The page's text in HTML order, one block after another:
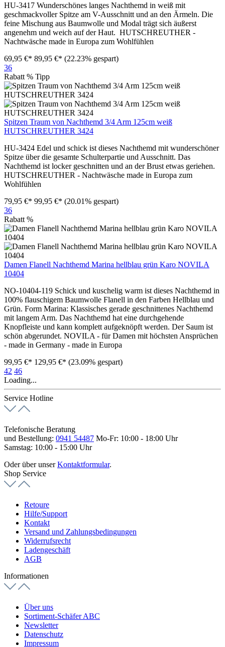
HU-3417 Wunderschönes langes Nachthemd in weiß mit
geschmackvoller Spitze am V-Ausschnitt und an den Ärmeln. Die
feine Mischung aus Baumwolle und Modal trägt sich äußerst
angenehm und weich auf der Haut. HUTSCHREUTHER -
Nachtwäsche made in Europa zum Wohlfühlen
69,95 €* 89,95 €* (22.23% gespart)
36
Rabatt % Tipp
Spitzen Traum von Nachthemd 3/4 Arm 125cm weiß
HUTSCHREUTHER 3424
HU-3424 Edel und schick ist dieses Nachthemd mit wunderschöner
Spitze über die gesamte Schulterpartie und Ausschnitt. Das
Nachthemd ist locker geschnitten und an der Brust etwas geriehen.
HUTSCHREUTHER - Nachtwäsche made in Europa zum
Wohlfühlen
79,95 €* 99,95 €* (20.01% gespart)
36
Rabatt %
Damen Flanell Nachthemd Marina hellblau grün Karo NOVILA
10404
NO-10404-119 Schick und kuschelig warm ist dieses Nachthemd in
100% flauschigem Baumwolle Flanell in den Farben Hellblau und
Grün. Form Marina: Klassisches gerade geschnittenes Nachthemd
mit langem Arm. Das Nachthemd hat eine durchgehende
Knopfleiste und kann komplett aufgeknöpft werden. Der Saum ist
schön abgerundet. NOVILA - für Damen mit höchsten Ansprüchen
- made in Germany - made in Europa
99,95 €* 129,95 €* (23.09% gespart)
42 46
Loading...
Service Hotline
Telefonische Beratung
und Bestellung: 0941 54487 Mo-Fr: 10:00 - 18:00 Uhr
Samstag: 10:00 - 15:00 Uhr
Oder über unserKontaktformular.
Shop Service
Retoure
Hilfe/Support
Kontakt
Versand und Zahlungsbedingungen
Widerrufsrecht
Ladengeschäft
AGB
Informationen
Über uns
Sortiment-Schäfer ABC
Newsletter
Datenschutz
Impressum